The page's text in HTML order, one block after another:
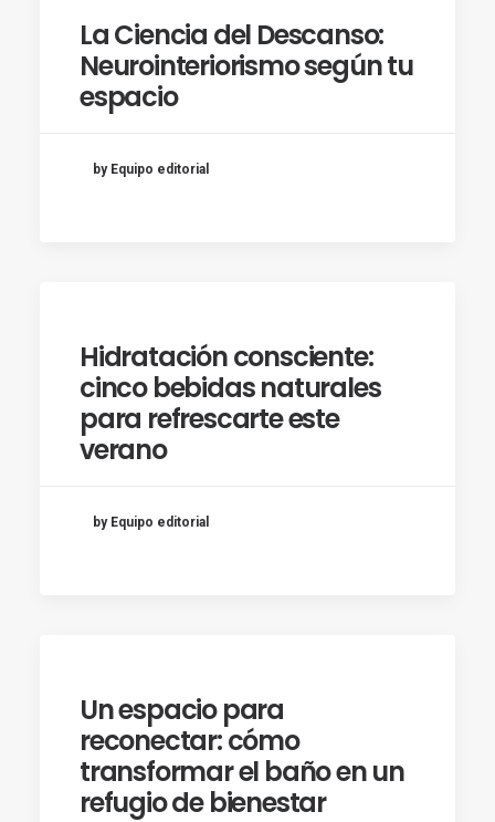
La Ciencia del Descanso:
Neurointeriorismo según tu
espacio
by Equipo editorial
Hidratación consciente:
cinco bebidas naturales
para refrescarte este
verano
by Equipo editorial
Un espacio para
reconectar: cómo
transformar el baño en un
refugio de bienestar